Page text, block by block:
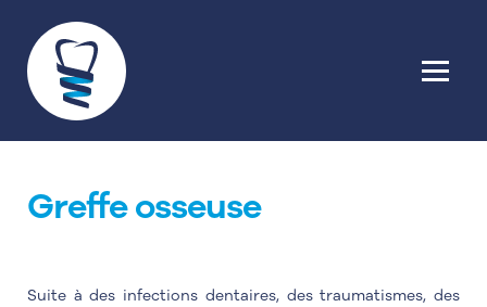
Greffe osseuse
Suite à des infections dentaires, des traumatismes, des